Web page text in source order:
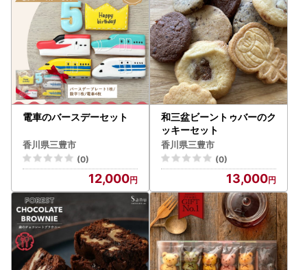
電車のバースデーセット
香川県三豊市
(0)
12,000
和三盆ビーントゥバーのク
ッキーセット
香川県三豊市
(0)
13,000